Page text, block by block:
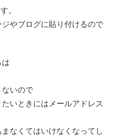
。
やブログに貼り付けるので
は
ないので
いときにはメールアドレス
なくてはいけなくなってし